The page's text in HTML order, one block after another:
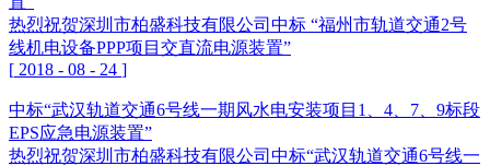
热烈祝贺深圳市柏盛科技有限公司中标 “福州市轨道交通2号
线机电设备PPP项目交直流电源装置”
[ 2018 - 08 - 24 ]
中标“武汉轨道交通6号线一期风水电安装项目1、4、7、9标段
EPS应急电源装置”
热烈祝贺深圳市柏盛科技有限公司中标“武汉轨道交通6号线一